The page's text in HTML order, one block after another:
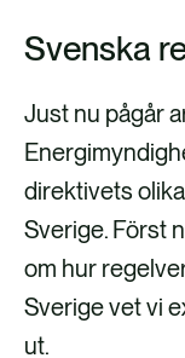
Svenska
Just nu pågår
direktivets
Sverige. Först
om hur
Sverige vet vi
ut.